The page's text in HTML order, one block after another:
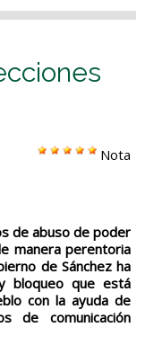
Nota
de abuso de poder
manera perentoria
de Sánchez ha
bloqueo que está
con la ayuda de
de comunicación